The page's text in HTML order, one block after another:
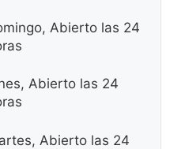
Abierto las 24
Abierto las 24
Abierto las 24